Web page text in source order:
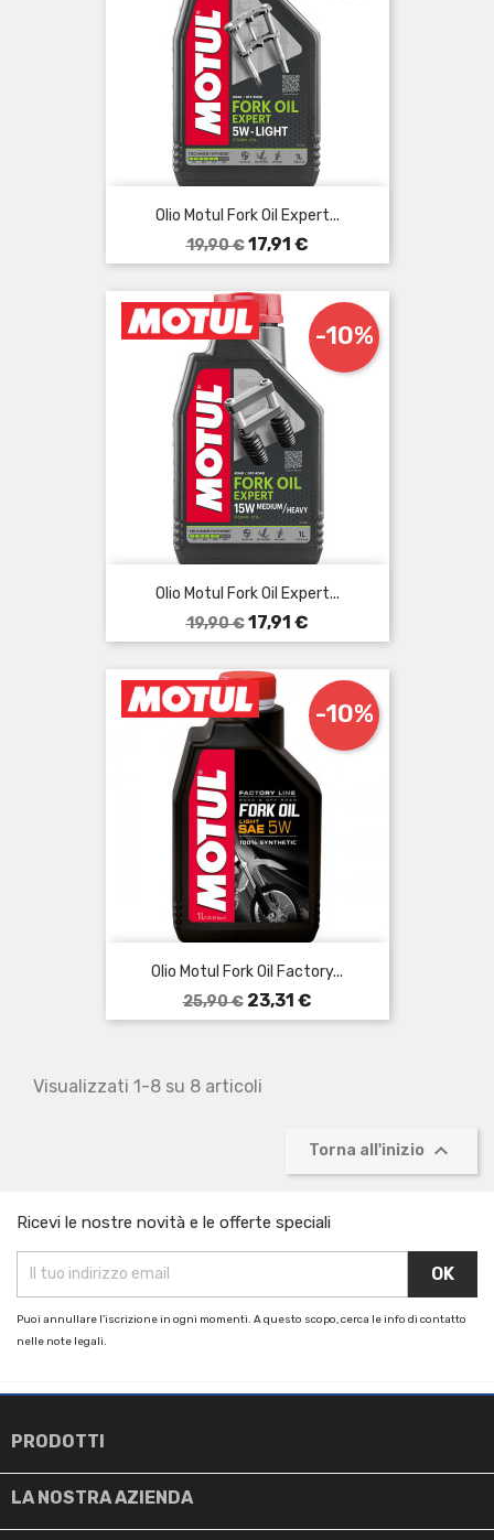
Olio Motul Fork Oil Expert...
Prezzo
base
19,90 € Prezzo
17,91 €
Olio Motul Fork Oil Expert...
Prezzo
base
19,90 €
-10%
Prezzo
17,91 €
Olio Motul Fork Oil Factory...
Prezzo
base
25,90 €
-10%
Prezzo
23,31 €
Visualizzati 1-8 su 8 articoli
Torna all'inizio 
Ricevi le nostre novità e le offerte speciali
Puoi annullare l'iscrizione in ogni momenti. A questo scopo, cerca le info di contatto
nelle note legali.
PRODOTTI
LA NOSTRA AZIENDA